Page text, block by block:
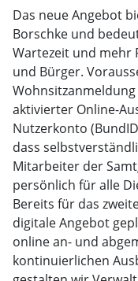
Das neue Angebot
Borschke und
Wartezeit und mehr
und Bürger.
aktivierter Online-
Nutzerkonto
dass
Mitarbeiter der
persönlich für alle
Bereits für das
digitale Angebot
online an- und
kontinuierlichen